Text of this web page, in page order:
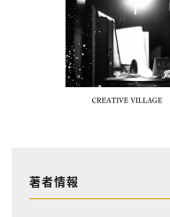
著者情報